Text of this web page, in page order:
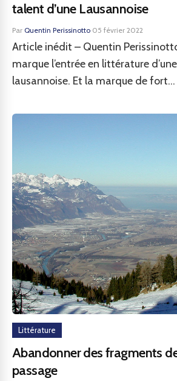
talent d’une Lausannoise
Par Quentin Perissinotto·05 février 2022
Article inédit – Quentin
marque l’entrée en littérature
lausannoise. Et la marque de fort...
Littérature
Abandonner des fragments
passage